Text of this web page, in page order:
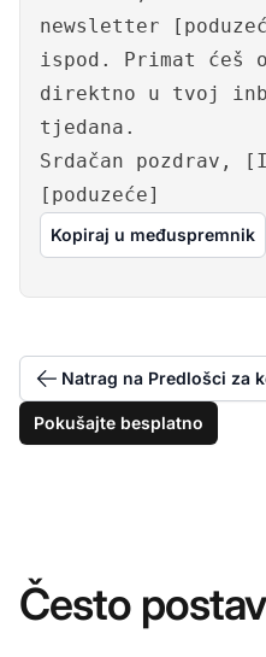
newsletter
ispod. Primat ćeš
direktno u tvoj
tjedana.
Srdačan pozdrav,
[poduzeće]
Kopiraj u međuspremnik
Natrag na Predlošci za
Pokušajte besplatno
Često